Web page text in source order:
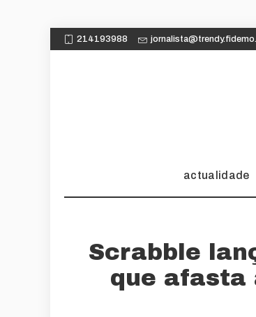
214193988
actualidade
Scrabble
que afasta